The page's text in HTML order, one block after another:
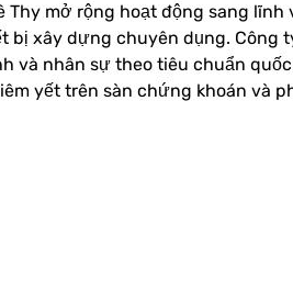
Thy mở rộng hoạt động sang
bị xây dựng chuyên dụng. Công
và nhân sự theo tiêu chuẩn
yết trên sàn chứng khoán và